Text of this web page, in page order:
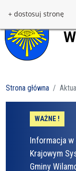
+ dostosuj stronę
Strona główna
WAŻNE !
Informacja
Krajowym
Gminy